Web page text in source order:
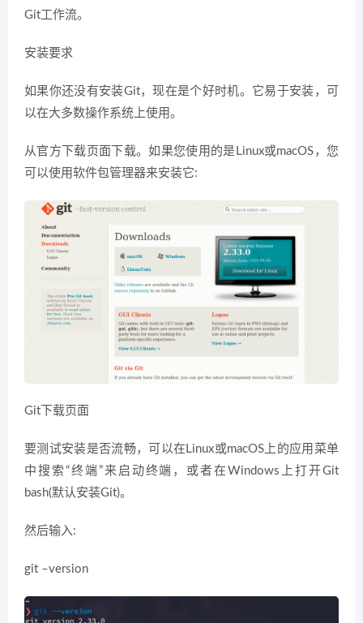
Git工作流。
安装要求
如果你还没有安装Git，现在是个好时机。它易于安装，可
以在大多数操作系统上使用。
从官方下载页面下载。如果您使用的是Linux或macOS，您
可以使用软件包管理器来安装它:
Git下载页面
要测试安装是否流畅，可以在Linux或macOS上的应用菜单
中搜索“终端”来启动终端，或者在Windows上打开Git
bash(默认安装Git)。
然后输入:
git –version